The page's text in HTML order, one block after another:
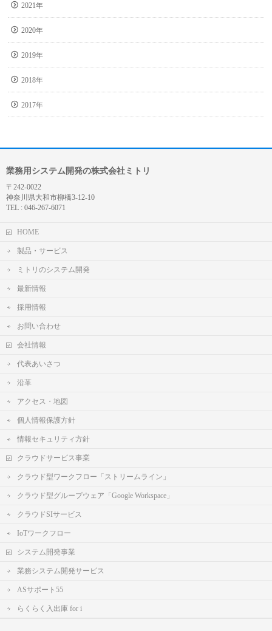
2021年
2020年
2019年
2018年
2017年
業務用システム開発の株式会社ミトリ
〒242-0022
神奈川県大和市柳橋3-12-10
TEL : 046-267-6071
HOME
製品・サービス
ミトリのシステム開発
最新情報
採用情報
お問い合わせ
会社情報
代表あいさつ
沿革
アクセス・地図
個人情報保護方針
情報セキュリティ方針
クラウドサービス事業
クラウド型ワークフロー「ストリームライン」
クラウド型グループウェア「Google Workspace」
クラウドSIサービス
IoTワークフロー
システム開発事業
業務システム開発サービス
ASサポート55
らくらく入出庫 for i